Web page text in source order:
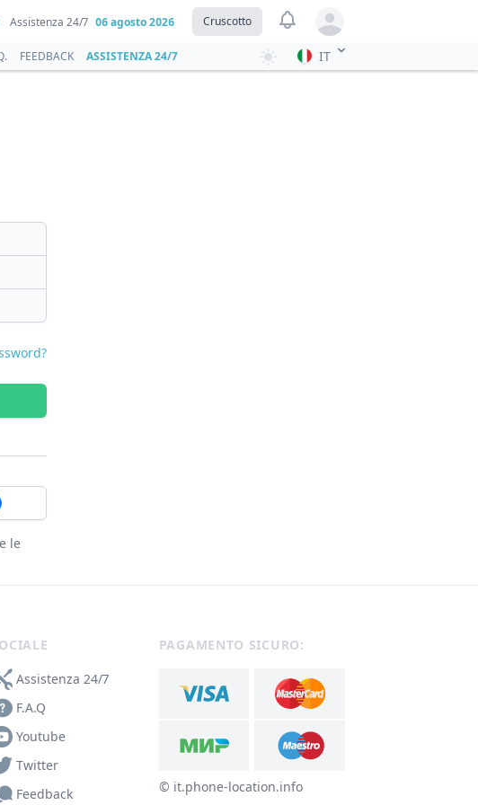
Assistenza 24/7 06 agosto 2026 Cruscotto View notifications
Open user menu
FEEDBACK ASSISTENZA 24/7 IT
con Facebook
le
Assistenza 24/7
F.A.Q
Youtube
Twitter
Feedback
PAGAMENTO SICURO:
© ‌it.phone-location.info